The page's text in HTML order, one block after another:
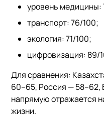
уровень медицины:
транспорт: 76/100;
экология: 71/100;
цифровизация: 89/
Для сравнения:
60–65, Россия — 58–62,
напрямую отражается
жизни.